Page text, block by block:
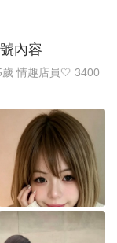
內容
情趣店員🤍 3400